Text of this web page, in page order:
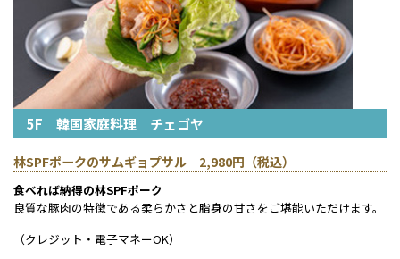
5F 韓国家庭料理 チェゴヤ
林SPFポークのサムギョプサル 2,980円（税込）
食べれば納得の林SPFポーク
良質な豚肉の特徴である柔らかさと脂身の甘さをご堪能いただけます。
（クレジット・電子マネーOK）